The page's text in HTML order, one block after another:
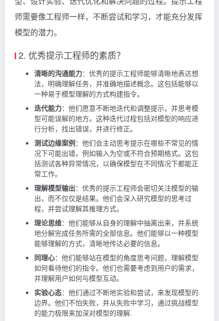
师需要像工程师一样，不断尝试和学习，才能充分发挥
模型的潜力。
2. 优秀提示工程师的素质？
清晰的沟通能力：优秀的提示工程师能够清晰地表达想
法，明确理解任务，并准确地描述概念。这包括能够以
一种易于模型理解的方式构建指令。
迭代能力：他们愿意不断地迭代和调整提示，并思考模
型可能误解的地方。这种迭代过程包括对模型的响应进
行分析，找出错误，并进行修正。
测试边缘案例：他们会主动思考提示在哪些不常见的情
况下可能出错，例如输入为空或不符合预期格式。这包
括测试各种异常情况，以确保模型在不同情况下都能正
常工作。
理解模型输出：优秀的提示工程师会密切关注模型的输
出，而不仅仅是结果。他们会深入研究模型的思考过
程，并尝试理解其推理方式。
理论思维：他们能够从自身的理解中抽离出来，并系统
地分解完成任务所需的全部信息。他们能够以一种模型
能够理解的方式，清晰地传达必要的信息。
同理心：他们能够站在模型的角度思考问题，理解模型
如何看待他们的指令。他们也需要考虑到用户的需求，
并理解用户如何与模型互动。
实验心态：他们通过不断地实验和尝试，来发现模型的
边界。他们不怕失败，并从失败中学习，通过挑战模型
的能力极限来加深对模型的理解.